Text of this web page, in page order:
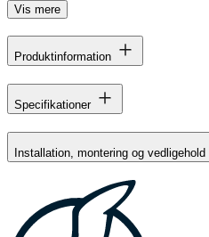
Vis mere
Produktinformation
Specifikationer
Installation, montering og vedligehold